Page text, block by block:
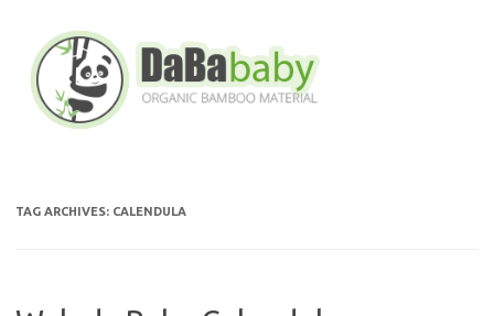
content
TAG ARCHIVES: CALENDULA